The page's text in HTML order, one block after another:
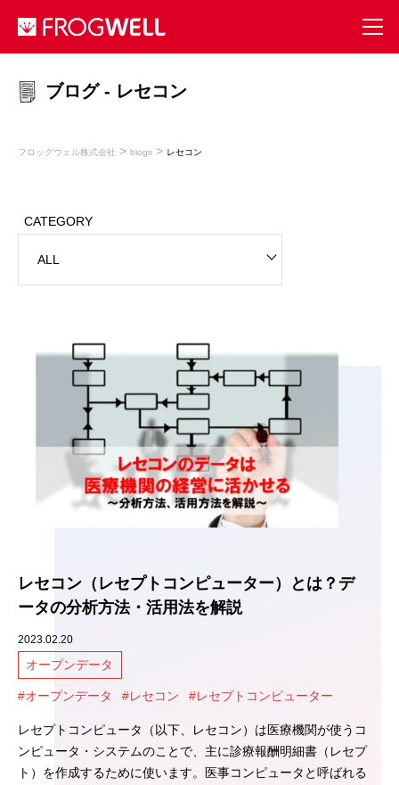
ブログ - レセコン
フロッグウェル株式会社 > blogs > レセコン
CATEGORY
レセコン（レセプトコンピューター）とは？デ
ータの分析方法・活用法を解説
2023.02.20
オープンデータ
#オープンデータ #レセコン #レセプトコンピューター
レセプトコンピュータ（以下、レセコン）は医療機関が使うコ
ンピュータ・システムのことで、主に診療報酬明細書（レセプ
ト）を作成するために使います。医事コンピュータと呼ばれる